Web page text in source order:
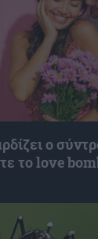
ο
το love